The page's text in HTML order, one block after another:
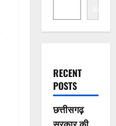
Search
RECENT
POSTS
छत्तीसगढ़